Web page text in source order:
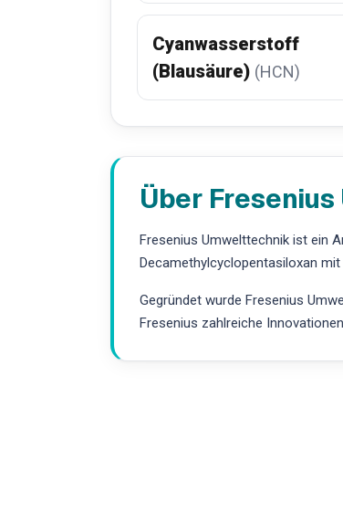
Cyanwasserstoff
(Blausäure) (HCN)
Über
Fresenius Umwelttechnik ist ein
Decamethylcyclopentasiloxan mit
Gegründet wurde Fresenius
Fresenius zahlreiche